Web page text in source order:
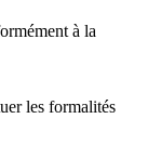
à la
les formalités